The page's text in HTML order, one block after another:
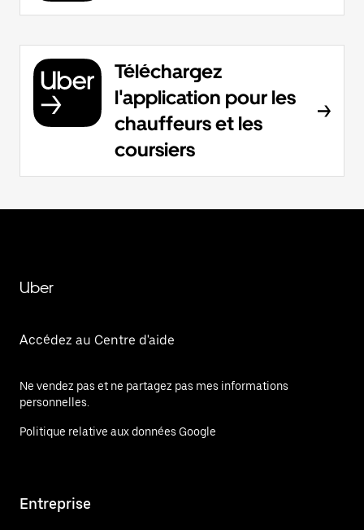
Téléchargez
l'application pour les
chauffeurs et les
coursiers
Uber
Accédez au Centre d'aide
Ne vendez pas et ne partagez pas mes informations
personnelles.
Politique relative aux données Google
Entreprise